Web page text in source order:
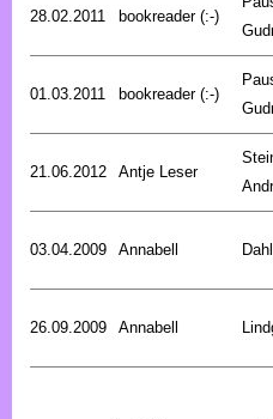
28.02.2011 bookreader (:-)
01.03.2011 bookreader (:-)
21.06.2012 Antje Leser
03.04.2009 Annabell
26.09.2009 Annabell